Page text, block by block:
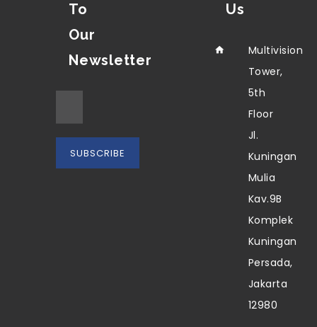
To
Our
Newsletter
Us
Multivision
Tower,
5th
Floor
Jl.
Kuningan
Mulia
Kav.9B
Komplek
Kuningan
Persada,
Jakarta
12980